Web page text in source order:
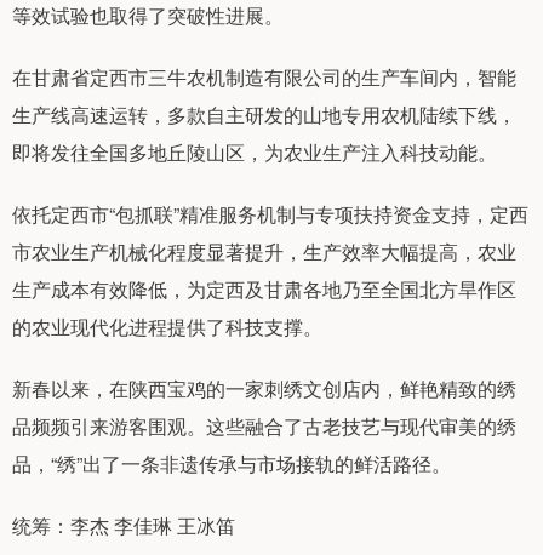
等效试验也取得了突破性进展。
在甘肃省定西市三牛农机制造有限公司的生产车间内，智能
生产线高速运转，多款自主研发的山地专用农机陆续下线，
即将发往全国多地丘陵山区，为农业生产注入科技动能。
依托定西市“包抓联”精准服务机制与专项扶持资金支持，定西
市农业生产机械化程度显著提升，生产效率大幅提高，农业
生产成本有效降低，为定西及甘肃各地乃至全国北方旱作区
的农业现代化进程提供了科技支撑。
新春以来，在陕西宝鸡的一家刺绣文创店内，鲜艳精致的绣
品频频引来游客围观。这些融合了古老技艺与现代审美的绣
品，“绣”出了一条非遗传承与市场接轨的鲜活路径。
统筹：李杰 李佳琳 王冰笛